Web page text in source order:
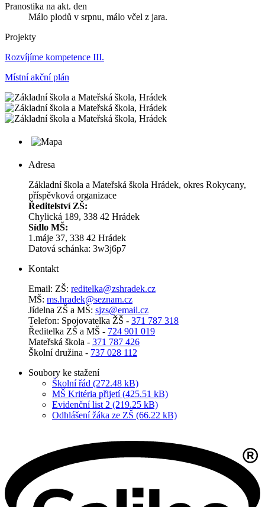
Pranostika na akt. den
Málo plodů v srpnu, málo včel z jara.
Projekty
Rozvíjíme kompetence III.
Místní akční plán
Adresa
Základní škola a Mateřská škola Hrádek, okres Rokycany,
příspěvková organizace
Ředitelství ZŠ:
Chylická 189, 338 42 Hrádek
Sídlo MŠ:
1.máje 37, 338 42 Hrádek
Datová schánka: 3w3j6p7
Kontakt
Email: ZŠ: reditelka@zshradek.cz
MŠ: ms.hra­dek@se­znam.cz
Jí­del­na ZŠ a MŠ: sjzs@​email.​cz
Telefon: Spojovatelka ŽŠ - 371 787 318
Ředitelka ZŠ a MŠ - 724 901 019
Mateřská škola - 371 787 426
Školní družina - 737 028 112
Soubory ke stažení
Školní řád (272.48 kB)
MŠ Kritéria přijetí (425.51 kB)
Evidenční list 2 (219.25 kB)
Odhlášení žáka ze ZŠ (66.22 kB)